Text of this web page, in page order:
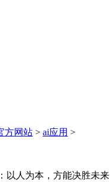
方网站 > ai应用 >
以人为本，方能决胜未来